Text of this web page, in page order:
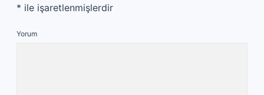
* ile işaretlenmişlerdir
Yorum